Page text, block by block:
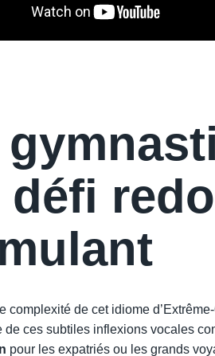
défi
complexité de cet idiome
de ces subtiles inflexions vocales
pour les expatriés ou les grands